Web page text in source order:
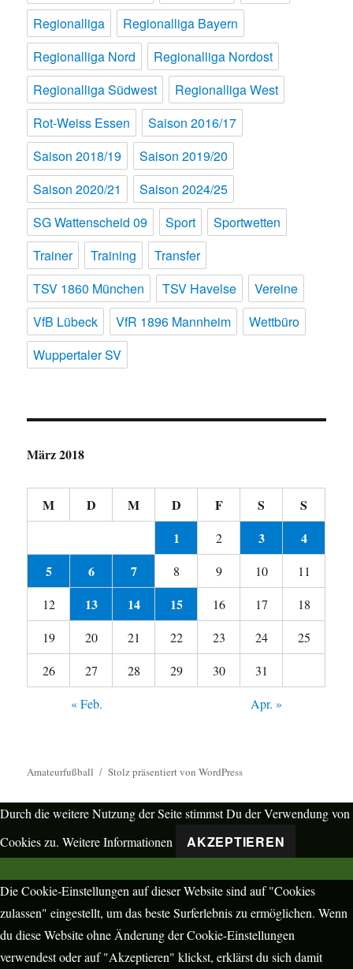
Regionalliga
Regionalliga Bayern
Regionalliga Nord
Regionalliga Nordost
Regionalliga Südwest
Regionalliga West
Rot-Weiss Essen
Saison 2016/17
Saison 2018/19
Saison 2019/20
Saison 2020/21
Saison 2024/25
SG Wattenscheid 09
Sport
Sportwetten
Trainer
Training
Transfer
TSV 1860 München
TSV Havelse
Vereine
VfB Lübeck
VfR 1896 Mannheim
Wettbüro
Wuppertaler SV
März 2018
M D M D F S
S
1
2 3
4
5
6 7 8 9 10
11
12
13 14 15 16 17
18
19
20 21 22 23 24
25
26
27 28 29 30
31
« Feb.
Apr. »
Amateurfußball Stolz präsentiert von WordPress
Durch die weitere Nutzung der Seite stimmst Du der Verwendung von
Cookies zu. Weitere Informationen AKZEPTIEREN
Die Cookie-Einstellungen auf dieser Website sind auf "Cookies
zulassen" eingestellt, um das beste Surferlebnis zu ermöglichen. Wenn
du diese Website ohne Änderung der Cookie-Einstellungen
verwendest oder auf "Akzeptieren" klickst, erklärst du sich damit